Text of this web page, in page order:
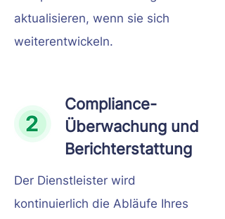
aktualisieren, wenn sie sich
weiterentwickeln.
Compliance-
Überwachung und
Berichterstattung
Der Dienstleister wird
kontinuierlich die Abläufe Ihres